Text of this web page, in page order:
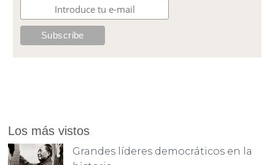
Los más vistos
Grandes líderes democráticos en la